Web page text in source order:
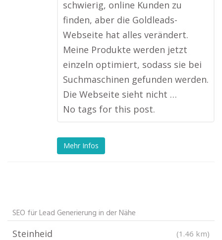
schwierig, online Kunden zu
finden, aber die Goldleads-
Webseite hat alles verändert.
Meine Produkte werden jetzt
einzeln optimiert, sodass sie bei
Suchmaschinen gefunden werden.
Die Webseite sieht nicht …
No tags for this post.
Mehr Infos
SEO für Lead Generierung in der Nähe
Steinheid (1.46 km)